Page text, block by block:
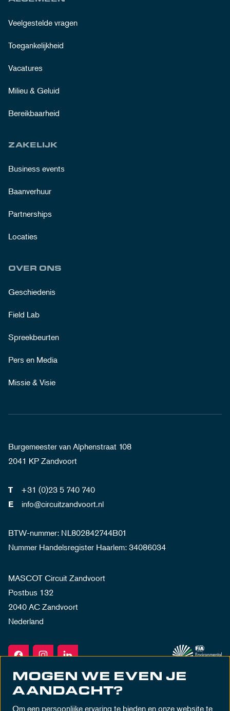
Veelgestelde vragen
Toegankelijkheid
Vacatures
Milieu & Geluid
Bereikbaarheid
ZAKELIJK
Business events
Baanverhuur
Partnerships
Locaties
OVER ONS
Geschiedenis
Field Lab
Spreekbeurten
Pers en Media
Missie & Visie
Burgemeester van Alphenstraat 108
2041 KP Zandvoort
T +31 (0)23 5 740 740
E info@circuitzandvoort.nl
BTW-nummer: NL802842744B01
Nummer Handelsregister Haarlem: 34086034
MASCOT Circuit Zandvoort
Postbus 132
2040 AC Zandvoort
Nederland
MOGEN WE EVEN JE
AANDACHT?
Om een persoonlijke ervaring te bieden en onze website te